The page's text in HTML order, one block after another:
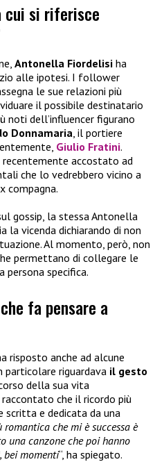
cui si riferisce
Antonella Fiordelisi ha
alle ipotesi. I follower
le sue relazioni più
il possibile destinatario
noti dell’influencer figurano
Donnamaria, il portiere
Giulio Fratini.
accostato ad
che lo vedrebbero vicino a
compagna.
gossip, la stessa Antonella
la vicenda dichiarando di non
Al momento, però, non
permettano di collegare le
persona specifica.
fa pensare a
risposto anche ad alcune
particolare riguardava il gesto
della sua vita
che il ricordo più
scritta e dedicata da una
romantica che mi è successa è
una canzone che poi hanno
bei momenti“, ha spiegato.